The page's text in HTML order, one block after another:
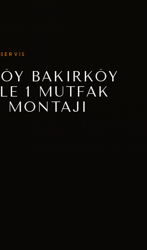
BAKIRKÖY
1 MUTFAK
MONTAJI